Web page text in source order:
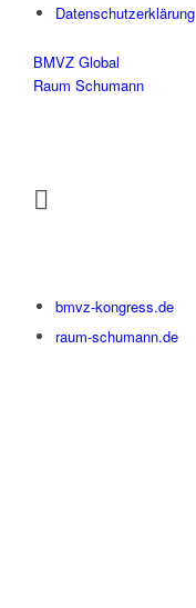
Datenschutzerklärung
BMVZ Global
Raum Schumann
bmvz-kongress.de
raum-schumann.de